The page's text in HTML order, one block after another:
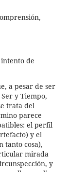
de
a pesar de ser
y Tiempo,
trata del
parece
el perfil
y el
tanto cosa),
mirada
y